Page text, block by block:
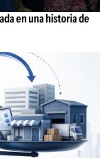
en una historia de